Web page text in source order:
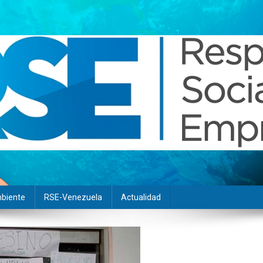
RSE-Venezuela Actualidad